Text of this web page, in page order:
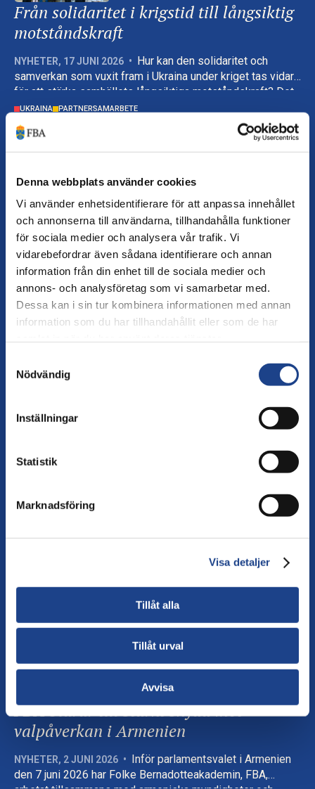
Denna webbplats använder cookies
Vi använder enhetsidentifierare för att anpassa innehållet
och annonserna till användarna, tillhandahålla funktioner
för sociala medier och analysera vår trafik. Vi
vidarebefordrar även sådana identifierare och annan
information från din enhet till de sociala medier och
annons- och analysföretag som vi samarbetar med.
Dessa kan i sin tur kombinera informationen med annan
information som du har tillhandahållit eller som de har
Nödvändig
Inställningar
Statistik
Marknadsföring
Visa detaljer
Tillåt alla
Tillåt urval
Avvisa
Från solidaritet i krigstid till långsiktig
motståndskraft
NYHETER, 17 JUNI 2026 • Hur kan den solidaritet och
samverkan som vuxit fram i Ukraina under kriget tas vidare
för att stärka samhällets långsiktiga motståndskraft? Det
har varit den bärande frågan i utbildningsprogrammet Total
Defence: Leading Resilient Ukraine, som genomförs av
ukrainska partner med stöd från FBA och Myndigheten för
psykologiskt försvar.
UKRAINA PARTNERSAMARBETE
Ukraina reformerar sitt försvar mitt
under kriget
NYHETER ,11 JUNI 2026 • Ukraina reformerar sin
försvarssektor medan kriget pågår. När FBA mötte
ukrainska partner i Kyjiv i maj återkom en fråga som är
avgörande för landets långsiktiga motståndskraft: hur
UKRAINA PARTNERSAMARBETE
Armenien gick till val
juni fanns svenska valobservatörer på plats i landet för att
följa och granska valprocessen som en del av en
FBA bidrar till stärkt skydd mot
valpåverkan i Armenien
NYHETER, 2 JUNI 2026 • Inför parlamentsvalet i Armenien
den 7 juni 2026 har Folke Bernadotteakademin, FBA,